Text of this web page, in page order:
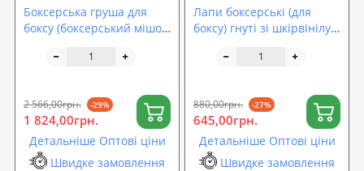
Боксерська груша для
боксу (боксерський мішок)
(OF-0047)
2 566,00грн. -29%
1 824,00грн.
Детальніше Оптові ціни
Швидке замовлення
Лапи боксерські (для
боксу) гнуті зі шкірвінілу
880,00грн. -27%
645,00грн.
Детальніше Оптові ціни
Швидке замовлення